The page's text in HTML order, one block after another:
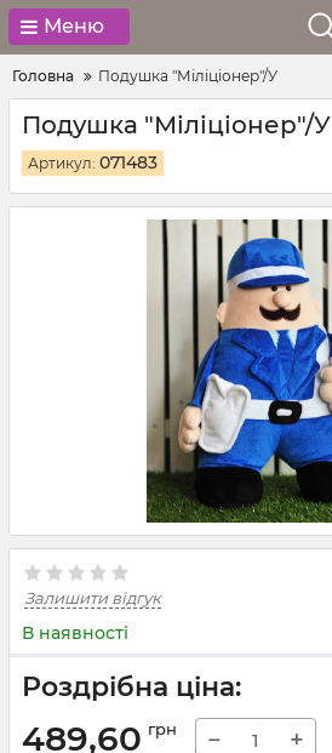
Меню
Головна Подушка "Міліціонер"/У
Подушка "Міліціонер"/У
Артикул: 071483
Залишити відгук
В наявності
Роздрібна ціна:
489,60 грн − +